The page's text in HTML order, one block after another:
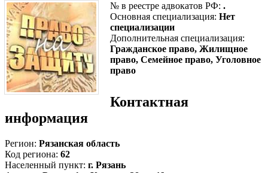
№ в реестре адвокатов РФ: .
Основная специализация: Нет
специализации
Дополнительная специализация:
Гражданское право, Жилищное
право, Семейное право, Уголовное
право
Контактная
информация
Регион: Рязанская область
Код региона: 62
Населенный пункт: г. Рязань